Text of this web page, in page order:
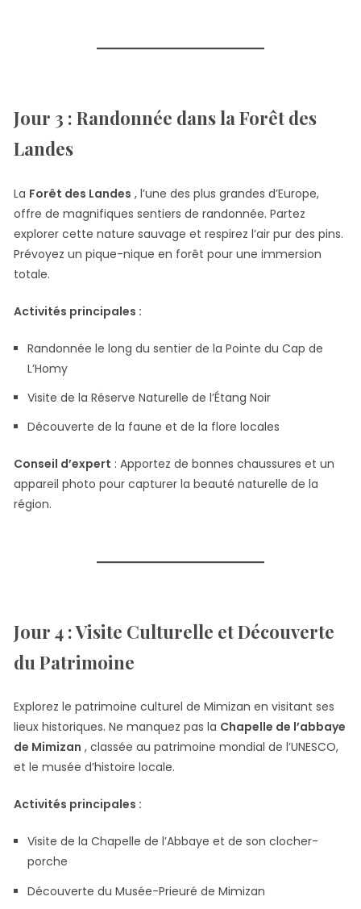
Jour 3 : Randonnée dans la Forêt des
Landes
La Forêt des Landes , l’une des plus grandes d’Europe,
offre de magnifiques sentiers de randonnée. Partez
explorer cette nature sauvage et respirez l’air pur des pins.
Prévoyez un pique-nique en forêt pour une immersion
totale.
Activités principales :
Randonnée le long du sentier de la Pointe du Cap de
L’Homy
Visite de la Réserve Naturelle de l’Étang Noir
Découverte de la faune et de la flore locales
Conseil d’expert : Apportez de bonnes chaussures et un
appareil photo pour capturer la beauté naturelle de la
région.
Jour 4 : Visite Culturelle et Découverte
du Patrimoine
Explorez le patrimoine culturel de Mimizan en visitant ses
lieux historiques. Ne manquez pas la Chapelle de l’abbaye
de Mimizan , classée au patrimoine mondial de l’UNESCO,
et le musée d’histoire locale.
Activités principales :
Visite de la Chapelle de l’Abbaye et de son clocher-
porche
Découverte du Musée-Prieuré de Mimizan